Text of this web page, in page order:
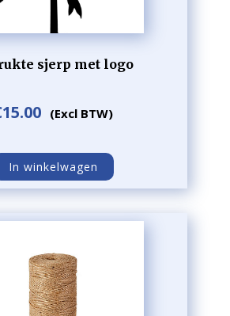
sjerp met logo
15.00 (Excl BTW)
In winkelwagen